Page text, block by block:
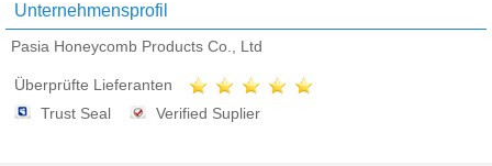
Unternehmensprofil
Pasia Honeycomb Products Co., Ltd
Überprüfte Lieferanten
Trust Seal
Verified Suplier